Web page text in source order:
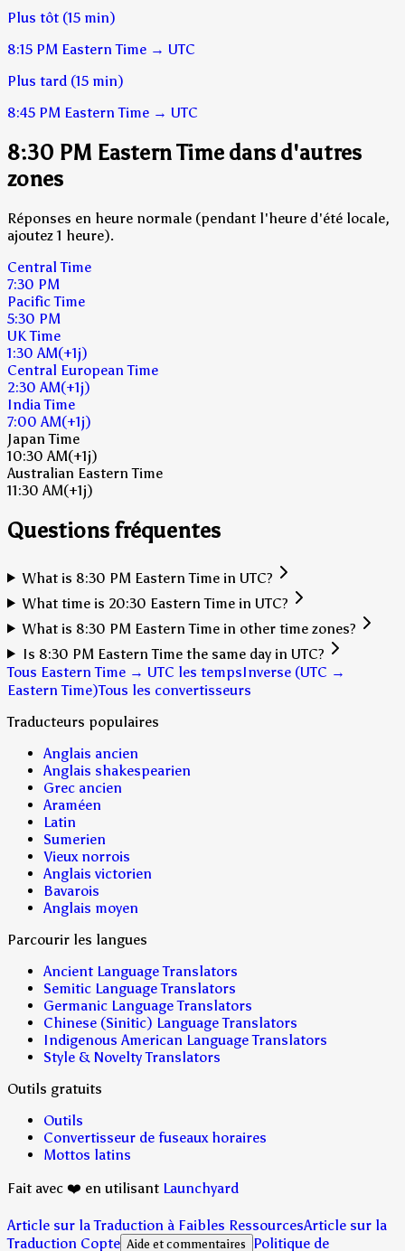
Plus tôt (15 min)
8:15 PM Eastern Time → UTC
Plus tard (15 min)
8:45 PM Eastern Time → UTC
8:30 PM Eastern Time dans d'autres
zones
Réponses en heure normale (pendant l'heure d'été locale,
ajoutez 1 heure).
Central Time
7:30 PM
Pacific Time
5:30 PM
UK Time
1:30 AM(+1j)
Central European Time
2:30 AM(+1j)
India Time
7:00 AM(+1j)
Japan Time
10:30 AM(+1j)
Australian Eastern Time
11:30 AM(+1j)
Questions fréquentes
What is 8:30 PM Eastern Time in UTC?
What time is 20:30 Eastern Time in UTC?
What is 8:30 PM Eastern Time in other time zones?
Is 8:30 PM Eastern Time the same day in UTC?
Tous Eastern Time → UTC les tempsInverse (UTC →
Eastern Time)Tous les convertisseurs
Traducteurs populaires
Anglais ancien
Anglais shakespearien
Grec ancien
Araméen
Latin
Sumerien
Vieux norrois
Anglais victorien
Bavarois
Anglais moyen
Parcourir les langues
Ancient Language Translators
Semitic Language Translators
Germanic Language Translators
Chinese (Sinitic) Language Translators
Indigenous American Language Translators
Style & Novelty Translators
Outils gratuits
Outils
Convertisseur de fuseaux horaires
Mottos latins
Fait avec ❤️ en utilisant Launchyard
Article sur la Traduction à Faibles RessourcesArticle sur la
Traduction Copte Aide et commentaires Politique de